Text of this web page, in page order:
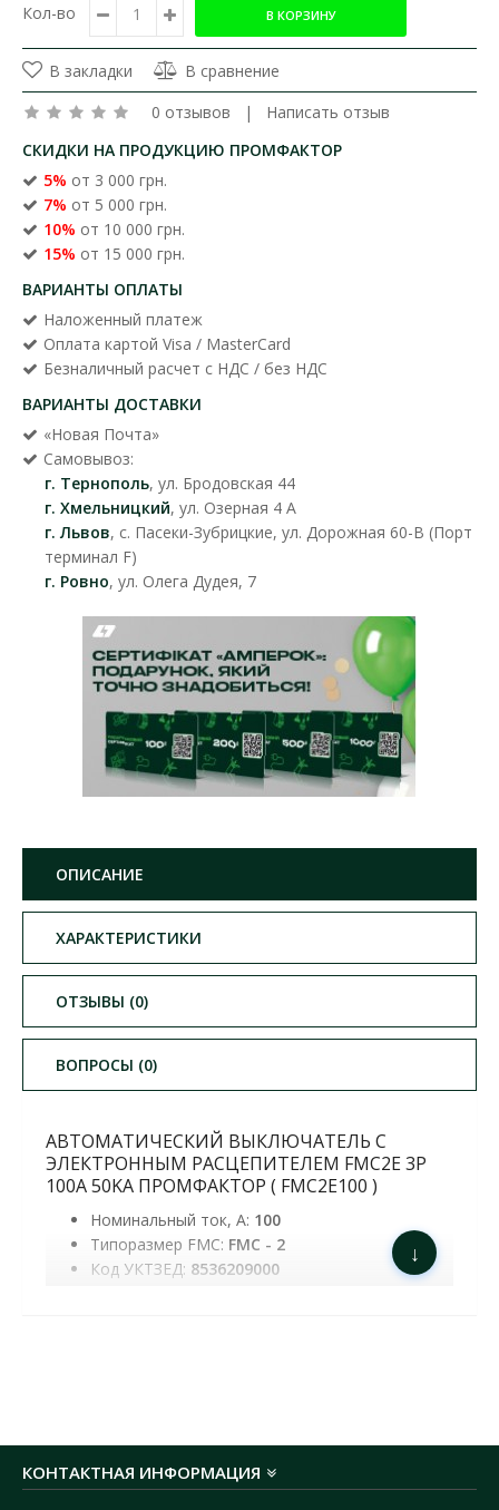
Кол-во
В закладки
В сравнение
0 отзывов | Написать отзыв
СКИДКИ НА ПРОДУКЦИЮ ПРОМФАКТОР
5% от 3 000 грн.
7% от 5 000 грн.
10% от 10 000 грн.
15% от 15 000 грн.
ВАРИАНТЫ ОПЛАТЫ
Наложенный платеж
Оплата картой Visa / MasterCard
Безналичный расчет с НДС / без НДС
ВАРИАНТЫ ДОСТАВКИ
«Новая Почта»
Самовывоз:
г. Тернополь, ул. Бродовская 44
г. Хмельницкий, ул. Озерная 4 А
г. Львов, с. Пасеки-Зубрицкие, ул. Дорожная 60-В (Порт
терминал F)
г. Ровно, ул. Олега Дудея, 7
ОПИСАНИЕ
ХАРАКТЕРИСТИКИ
ОТЗЫВЫ (0)
ВОПРОСЫ (0)
АВТОМАТИЧЕСКИЙ ВЫКЛЮЧАТЕЛЬ С
ЭЛЕКТРОННЫМ РАСЦЕПИТЕЛЕМ FMC2E 3P
100A 50KA ПРОМФАКТОР ( FMC2E100 )
Номинальный ток, А: 100
Типоразмер FMC: FMC - 2
Код УКТЗЕД: 8536209000
Уставки номинального тока, А:40-100
↓
КОНТАКТНАЯ ИНФОРМАЦИЯ